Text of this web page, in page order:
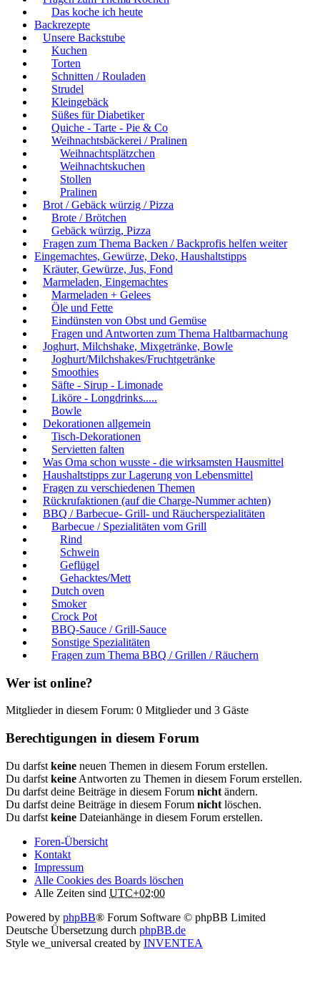
Das koche ich heute
Backrezepte
Unsere Backstube
Kuchen
Torten
Schnitten / Rouladen
Strudel
Kleingebäck
Süßes für Diabetiker
Quiche - Tarte - Pie & Co
Weihnachtsbäckerei / Pralinen
Weihnachtsplätzchen
Weihnachtskuchen
Stollen
Pralinen
Brot / Gebäck würzig / Pizza
Brote / Brötchen
Gebäck würzig, Pizza
Fragen zum Thema Backen / Backprofis helfen weiter
Eingemachtes, Gewürze, Deko, Haushaltstipps
Kräuter, Gewürze, Jus, Fond
Marmeladen, Eingemachtes
Marmeladen + Gelees
Öle und Fette
Eindünsten von Obst und Gemüse
Fragen und Antworten zum Thema Haltbarmachung
Joghurt, Milchshake, Mixgetränke, Bowle
Joghurt/Milchshakes/Fruchtgetränke
Smoothies
Säfte - Sirup - Limonade
Liköre - Longdrinks.....
Bowle
Dekorationen allgemein
Tisch-Dekorationen
Servietten falten
Was Oma schon wusste - die wirksamsten Hausmittel
Haushaltstipps zur Lagerung von Lebensmittel
Fragen zu verschiedenen Themen
Rückrufaktionen (auf die Charge-Nummer achten)
BBQ / Barbecue- Grill- und Räucherspezialitäten
Barbecue / Spezialitäten vom Grill
Rind
Schwein
Geflügel
Gehacktes/Mett
Dutch oven
Smoker
Crock Pot
BBQ-Sauce / Grill-Sauce
Sonstige Spezialitäten
Fragen zum Thema BBQ / Grillen / Räuchern
Wer ist online?
Mitglieder in diesem Forum: 0 Mitglieder und 3 Gäste
Berechtigungen in diesem Forum
Du darfst keine neuen Themen in diesem Forum erstellen.
Du darfst keine Antworten zu Themen in diesem Forum erstellen.
Du darfst deine Beiträge in diesem Forum nicht ändern.
Du darfst deine Beiträge in diesem Forum nicht löschen.
Du darfst keine Dateianhänge in diesem Forum erstellen.
Foren-Übersicht
Kontakt
Impressum
Alle Cookies des Boards löschen
Alle Zeiten sind UTC+02:00
Powered by phpBB® Forum Software © phpBB Limited
Deutsche Übersetzung durch phpBB.de
Style we_universal created by INVENTEA